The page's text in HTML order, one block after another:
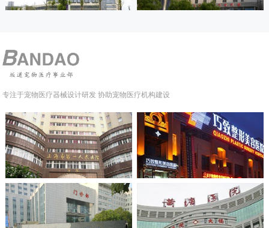
专注于宠物医疗器械设计研发 协助宠物医疗机构建设